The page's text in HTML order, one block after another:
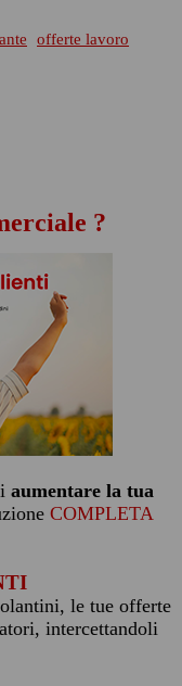
offerte lavoro
?
aumentare la tua
COMPLETA
le tue offerte
intercettandoli